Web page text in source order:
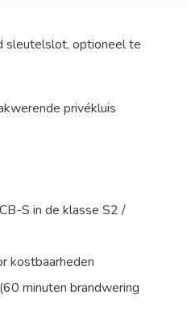
sleutelslot, optioneel te
privékluis
S in de klasse S2 /
kostbaarheden
(60 minuten brandwering